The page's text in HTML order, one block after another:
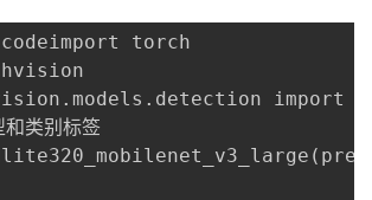
codeimport torch
import
类别标签